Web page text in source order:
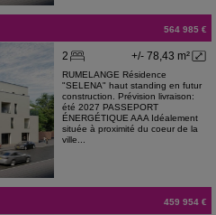
564 985 €
+/- 78,43 m²
2
RUMELANGE Résidence
"SELENA" haut standing en futur
construction. Prévision livraison:
été 2027 PASSEPORT
ÉNERGÉTIQUE AAA Idéalement
située à proximité du coeur de la
ville...
459 954 €